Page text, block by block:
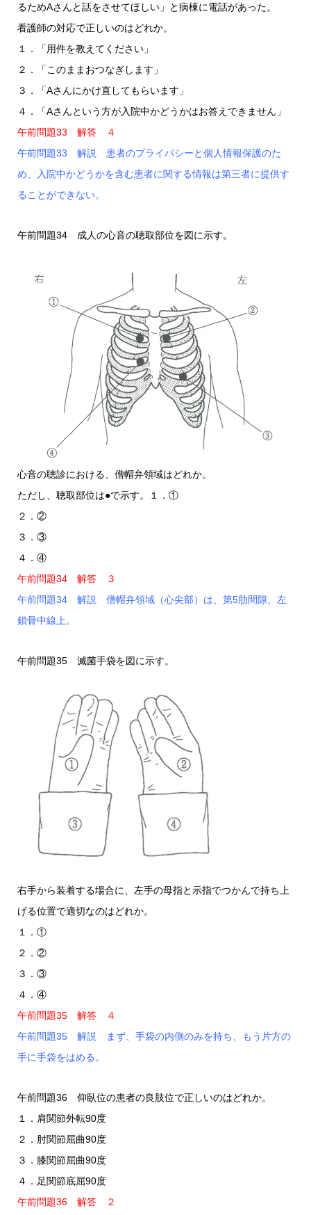
るためAさんと話をさせてほしい」と病棟に電話があった。
看護師の対応で正しいのはどれか。
１．「用件を教えてください」
２．「このままおつなぎします」
３．「Aさんにかけ直してもらいます」
４．「Aさんという方が入院中かどうかはお答えできません」
午前問題33 解答 ４
午前問題33 解説 患者のプライバシーと個人情報保護のた
め、入院中かどうかを含む患者に関する情報は第三者に提供す
ることができない。
午前問題34 成人の心音の聴取部位を図に示す。
心音の聴診における、僧帽弁領域はどれか。
ただし、聴取部位は●で示す。１．①
２．②
３．③
４．④
午前問題34 解答 ３
午前問題34 解説 僧帽弁領域（心尖部）は、第5肋間隙、左
鎖骨中線上。
午前問題35 滅菌手袋を図に示す。
右手から装着する場合に、左手の母指と示指でつかんで持ち上
げる位置で適切なのはどれか。
１．①
２．②
３．③
４．④
午前問題35 解答 ４
午前問題35 解説 まず、手袋の内側のみを持ち、もう片方の
手に手袋をはめる。
午前問題36 仰臥位の患者の良肢位で正しいのはどれか。
１．肩関節外転90度
２．肘関節屈曲90度
３．膝関節屈曲90度
４．足関節底屈90度
午前問題36 解答 ２